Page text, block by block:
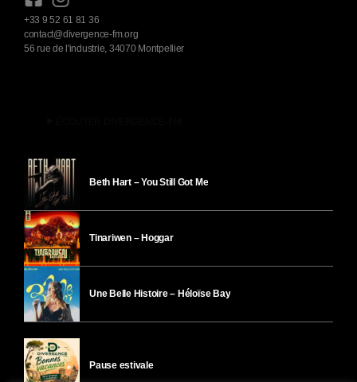
+33 9 52 61 81 36
contact@divergence-fm.org
56 rue de l'industrie, 34070 Montpellier
Beth Hart – You Still Got Me
Tinariwen – Hoggar
Une Belle Histoire – Héloïse Bay
Pause estivale